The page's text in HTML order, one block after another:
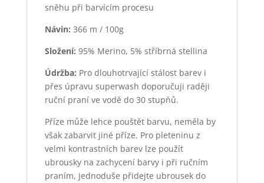
sněhu při barvícím procesu
Návin: 366 m / 100g
Složení: 95% Merino, 5% stříbrná stellina
Údržba: Pro dlouhotrvající stálost barev i
přes úpravu superwash doporučuji raději
ruční praní ve vodě do 30 stupňů.
Příze může lehce pouštět barvu, neměla by
však zabarvit jiné příze. Pro pleteninu z
velmi kontrastních barev lze použít
ubrousky na zachycení barvy i při ručním
praním, jednoduše přidejte ubrousek do